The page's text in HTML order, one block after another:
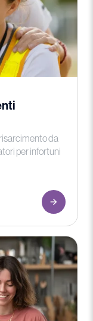
da
per infortuni